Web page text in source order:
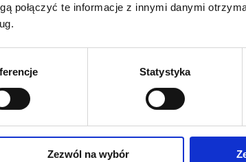
połączyć te informacje z innymi danymi
Statystyka
Zezwól na wybór
DO WPŁAT:
0001 0191 1368